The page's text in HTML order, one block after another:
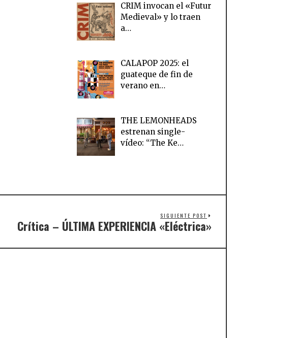
CRIM invocan el «Futur
Medieval» y lo traen
a…
CALAPOP 2025: el
guateque de fin de
verano en…
THE LEMONHEADS
estrenan single-
vídeo: “The Ke…
SIGUIENTE POST
Crítica – ÚLTIMA EXPERIENCIA «Eléctrica»